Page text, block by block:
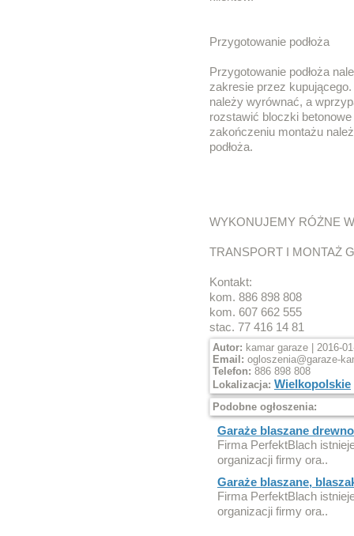
Przygotowanie podłoża
Przygotowanie podłoża
zakresie przez
należy wyrównać, a
rozstawić bloczki
zakończeniu montażu
podłoża.
WYKONUJEMY RÓŻNE
TRANSPORT I MONTAŻ
Kontakt:
kom. 886 898 808
kom. 607 662 555
stac. 77 416 14 81
Autor: kamar garaze | 2016-
Email: ogloszenia@garaze-
Telefon: 886 898 808
Lokalizacja: Wielkopolskie
Podobne ogłoszenia:
Garaże blaszane
Firma PerfektBlach
organizacji firmy ora..
Garaże blaszane,
Firma PerfektBlach
organizacji firmy ora..